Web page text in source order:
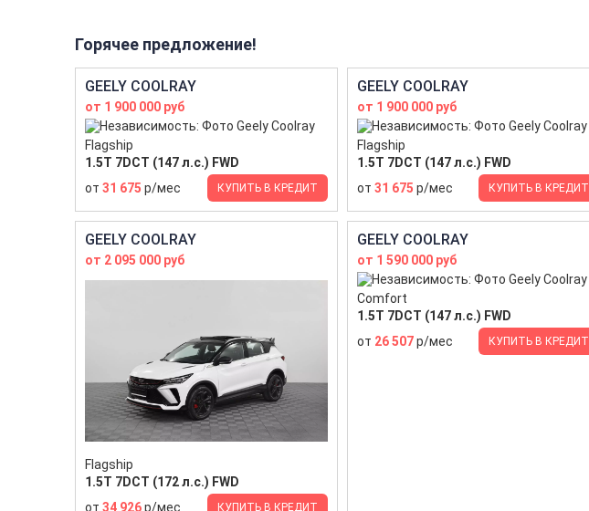
Горячее предложение!
GEELY COOLRAY
от 1 900 000 руб
Flagship
1.5T 7DCT (147 л.с.) FWD
от 31 675 р/мес КУПИТЬ В КРЕДИТ
GEELY COOLRAY
от 1 900 000 руб
Flagship
1.5T 7DCT (147 л.с.) FWD
от 31 675 р/мес КУПИТЬ В КРЕДИТ
GEELY COOLRAY
от 2 095 000 руб
Flagship
1.5T 7DCT (172 л.с.) FWD
от 34 926р/мес КУПИТЬ В КРЕДИТ
GEELY COOLRAY
от 1 590 000 руб
Comfort
1.5T 7DCT (147 л.с.) FWD
от 26 507р/мес КУПИТЬ В КРЕДИТ